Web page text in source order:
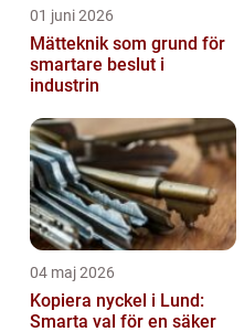
01 juni 2026
Mätteknik som grund för
smartare beslut i
industrin
04 maj 2026
Kopiera nyckel i Lund:
Smarta val för en säker